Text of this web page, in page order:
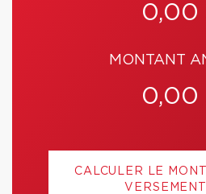
0,00
MONTANT
0,00
CALCULER LE